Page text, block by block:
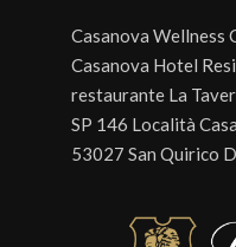
Casanova Wellness
Casanova Hotel
restaurante La
SP 146 Località
53027 San Quirico